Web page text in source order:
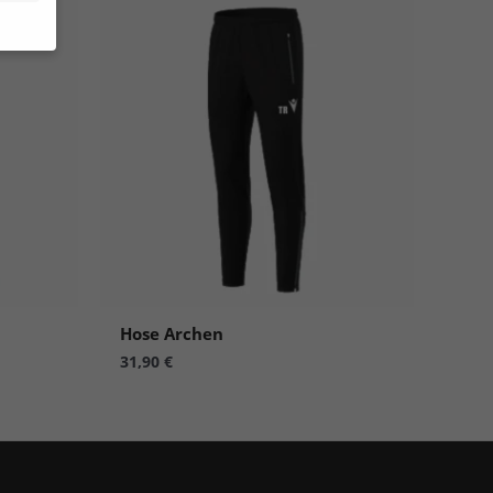
Hose Archen
31,90 €
die